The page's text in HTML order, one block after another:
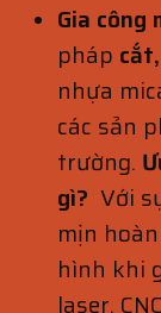
Gia công
pháp
nhựa
các sản
trường.
gì? Với
mịn
hình khi
laser,